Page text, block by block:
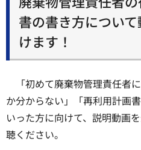
書の書き方につい
けます！
「初めて廃棄物管理責任者
か分からない」「再利用計画
いった方に向けて、説明動画
聴ください。